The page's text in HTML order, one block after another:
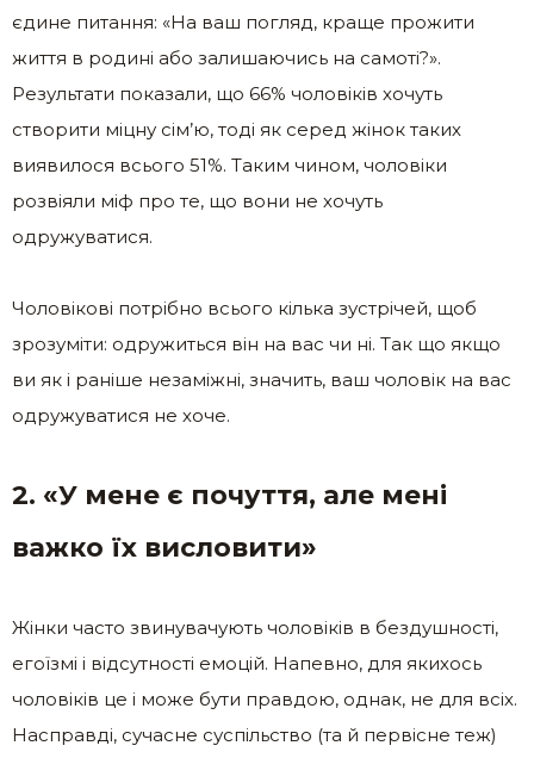
єдине питання: «На ваш погляд, краще прожити
життя в родині або залишаючись на самоті?».
Результати показали, що 66% чоловіків хочуть
створити міцну сім’ю, тоді як серед жінок таких
виявилося всього 51%. Таким чином, чоловіки
розвіяли міф про те, що вони не хочуть
одружуватися.
Чоловікові потрібно всього кілька зустрічей, щоб
зрозуміти: одружиться він на вас чи ні. Так що якщо
ви як і раніше незаміжні, значить, ваш чоловік на вас
одружуватися не хоче.
2. «У мене є почуття, але мені
важко їх висловити»
Жінки часто звинувачують чоловіків в бездушності,
егоїзмі і відсутності емоцій. Напевно, для якихось
чоловіків це і може бути правдою, однак, не для всіх.
Насправді, сучасне суспільство (та й первісне теж)